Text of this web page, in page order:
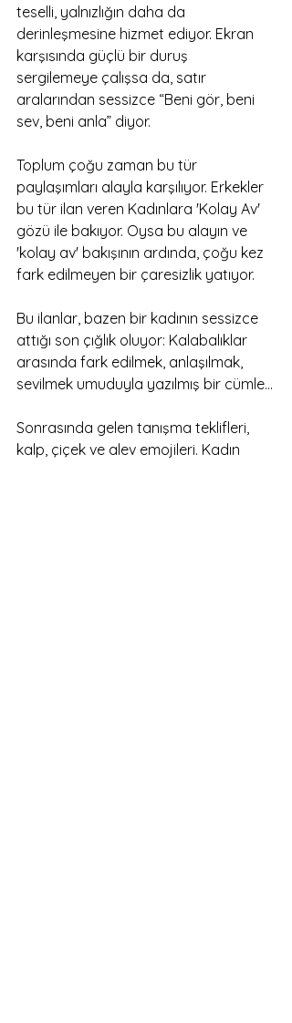
teselli, yalnızlığın daha da
derinleşmesine hizmet ediyor. Ekran
karşısında güçlü bir duruş
sergilemeye çalışsa da, satır
aralarından sessizce “Beni gör, beni
sev, beni anla” diyor.
Toplum çoğu zaman bu tür
paylaşımları alayla karşılıyor. Erkekler
bu tür ilan veren Kadınlara 'Kolay Av'
gözü ile bakıyor. Oysa bu alayın ve
'kolay av' bakışının ardında, çoğu kez
fark edilmeyen bir çaresizlik yatıyor.
Bu ilanlar, bazen bir kadının sessizce
attığı son çığlık oluyor: Kalabalıklar
arasında fark edilmek, anlaşılmak,
sevilmek umuduyla yazılmış bir cümle…
Sonrasında gelen tanışma teklifleri,
kalp, çiçek ve alev emojileri. Kadın